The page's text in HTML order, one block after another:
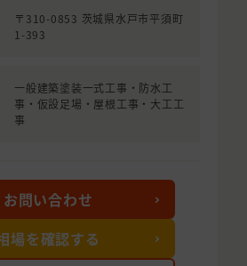
〒310-0853 茨城県水戸市平須町
1-393
一般建築塗装一式工事・防水工
事・仮設足場・屋根工事・大工工
事
お問い合わせ
場を確認する